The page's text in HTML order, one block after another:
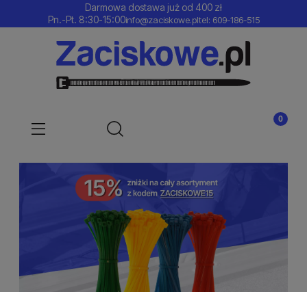
Darmowa dostawa już od 400 zł
Pn.-Pt. 8:30-15:00info@zaciskowe.pltel: 609-186-515